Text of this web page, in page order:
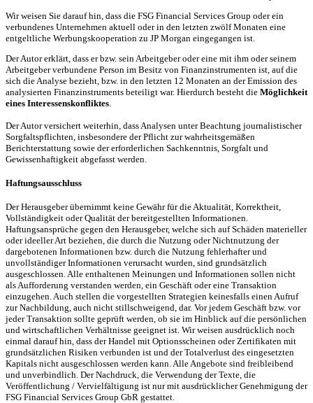
Wir weisen Sie darauf hin, dass die FSG Financial Services Group oder ein
verbundenes Unternehmen aktuell oder in den letzten zwölf Monaten eine
entgeltliche Werbungskooperation zu JP Morgan eingegangen ist.
Der Autor erklärt, dass er bzw. sein Arbeitgeber oder eine mit ihm oder seinem
Arbeitgeber verbundene Person im Besitz von Finanzinstrumenten ist, auf die
sich die Analyse bezieht, bzw. in den letzten 12 Monaten an der Emission des
analysierten Finanzinstruments beteiligt war. Hierdurch besteht die Möglichkeit
eines Interessenskonfliktes.
Der Autor versichert weiterhin, dass Analysen unter Beachtung journalistischer
Sorgfaltspflichten, insbesondere der Pflicht zur wahrheitsgemäßen
Berichterstattung sowie der erforderlichen Sachkenntnis, Sorgfalt und
Gewissenhaftigkeit abgefasst werden.
Haftungsausschluss
Der Herausgeber übernimmt keine Gewähr für die Aktualität, Korrektheit,
Vollständigkeit oder Qualität der bereitgestellten Informationen.
Haftungsansprüche gegen den Herausgeber, welche sich auf Schäden materieller
oder ideeller Art beziehen, die durch die Nutzung oder Nichtnutzung der
dargebotenen Informationen bzw. durch die Nutzung fehlerhafter und
unvollständiger Informationen verursacht wurden, sind grundsätzlich
ausgeschlossen. Alle enthaltenen Meinungen und Informationen sollen nicht
als Aufforderung verstanden werden, ein Geschäft oder eine Transaktion
einzugehen. Auch stellen die vorgestellten Strategien keinesfalls einen Aufruf
zur Nachbildung, auch nicht stillschweigend, dar. Vor jedem Geschäft bzw. vor
jeder Transaktion sollte geprüft werden, ob sie im Hinblick auf die persönlichen
und wirtschaftlichen Verhältnisse geeignet ist. Wir weisen ausdrücklich noch
einmal darauf hin, dass der Handel mit Optionsscheinen oder Zertifikaten mit
grundsätzlichen Risiken verbunden ist und der Totalverlust des eingesetzten
Kapitals nicht ausgeschlossen werden kann. Alle Angebote sind freibleibend
und unverbindlich. Der Nachdruck, die Verwendung der Texte, die
Veröffentlichung / Vervielfältigung ist nur mit ausdrücklicher Genehmigung der
FSG Financial Services Group GbR gestattet.